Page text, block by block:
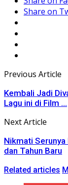
Share on
Previous Article
Kembali Jadi
Lagu ini di Film ...
Next Article
Nikmati
dan Tahun Baru
Related articles